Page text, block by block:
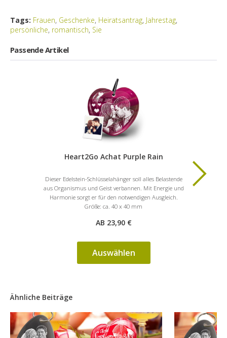
Tags: Frauen, Geschenke, Heiratsantrag, Jahrestag,
persönliche, romantisch, Sie
Passende Artikel
Heart2Go Achat Purple Rain
Dieser Edelstein-Schlüsselahänger soll alles Belastende
aus Organismus und Geist verbannen. Mit Energie und
Harmonie sorgt er für den notwendigen Ausgleich.
Größe: ca. 40 x 40 mm
AB 23,90 €
Auswählen
Sag „Ja“
Ähnliche Beiträge